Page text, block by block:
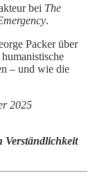
bei The
.
Packer über
– und wie die
2025
Verständlichkeit